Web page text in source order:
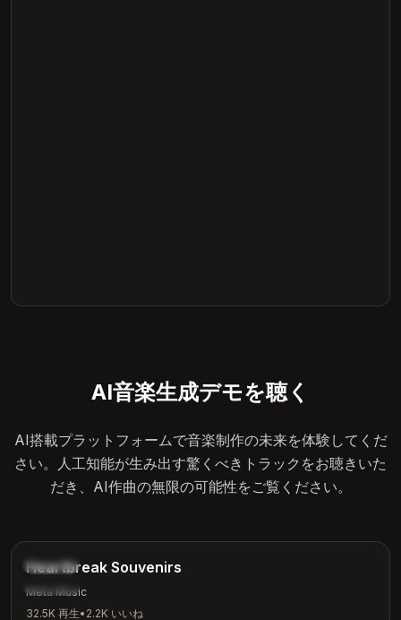
AI音楽生成デモを聴く
AI搭載プラットフォームで音楽制作の未来を体験してくだ
さい。人工知能が生み出す驚くべきトラックをお聴きいた
だき、AI作曲の無限の可能性をご覧ください。
バラード
感情的
Heartbreak Souvenirs
Meta Music
32.5K 再生• 2.2K いいね